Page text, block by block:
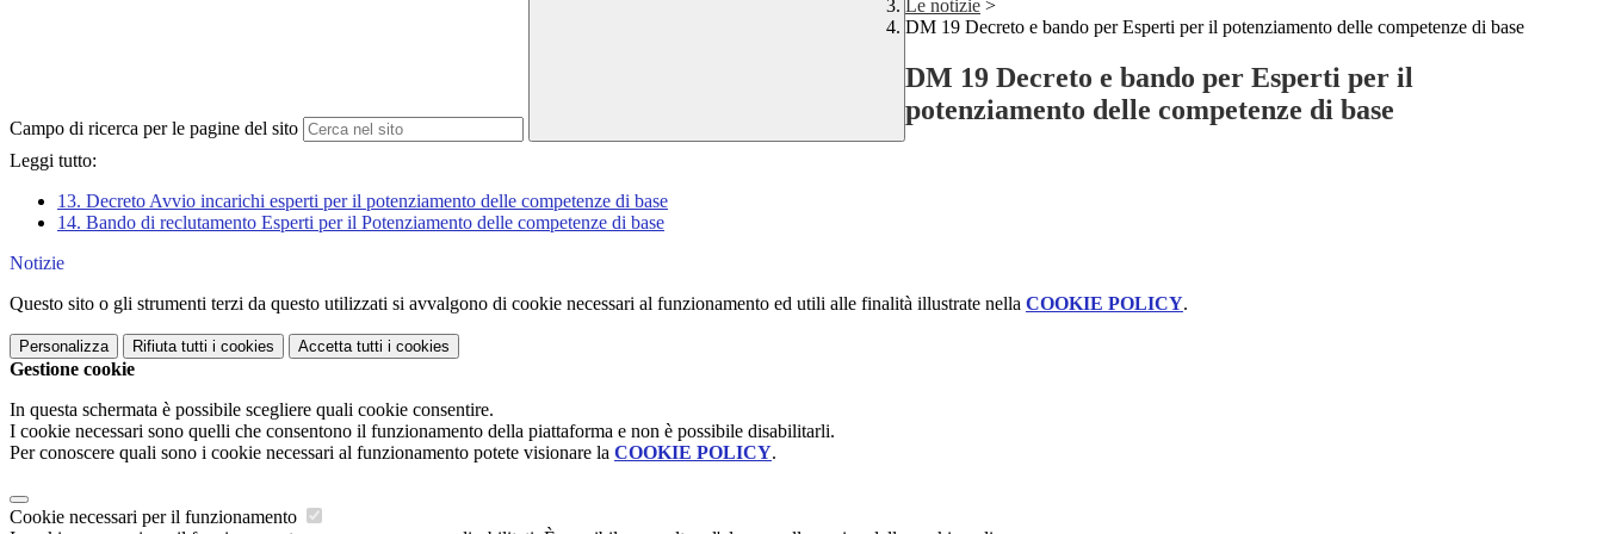
Campo di ricerca per le pagine del sito
Le notizie >
DM 19 Decreto e bando per Esperti per il potenziamento delle competenze di base
DM 19 Decreto e bando per Esperti per il
potenziamento delle competenze di base
Leggi tutto:
13. Decreto Avvio incarichi esperti per il potenziamento delle competenze di base
14. Bando di reclutamento Esperti per il Potenziamento delle competenze di base
Notizie
Questo sito o gli strumenti terzi da questo utilizzati si avvalgono di cookie necessari al funzionamento ed utili alle finalità illustrate nella COOKIE POLICY.
Personalizza Rifiuta tutti i cookies Accetta tutti i cookies
Gestione cookie
In questa schermata è possibile scegliere quali cookie consentire.
I cookie necessari sono quelli che consentono il funzionamento della piattaforma e non è possibile disabilitarli.
Per conoscere quali sono i cookie necessari al funzionamento potete visionare la COOKIE POLICY.
Cookie necessari per il funzionamento